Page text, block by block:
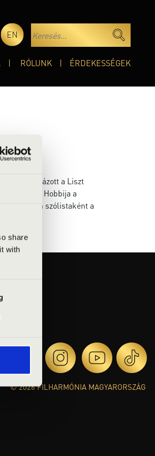
share
with
EN
RÓLUNK ÉRDEKESSÉGEK
diplomázott a Liszt
írta. Hobbija a
szólistaként a
© 2026 FILHARMÓNIA MAGYARORSZÁG